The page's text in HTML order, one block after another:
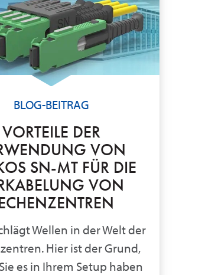
BLOG-BEITRAG
VORTEILE DER
VON
SN-MT FÜR DIE
VON
Wellen in der Welt der
Hier ist der Grund,
es in Ihrem Setup haben